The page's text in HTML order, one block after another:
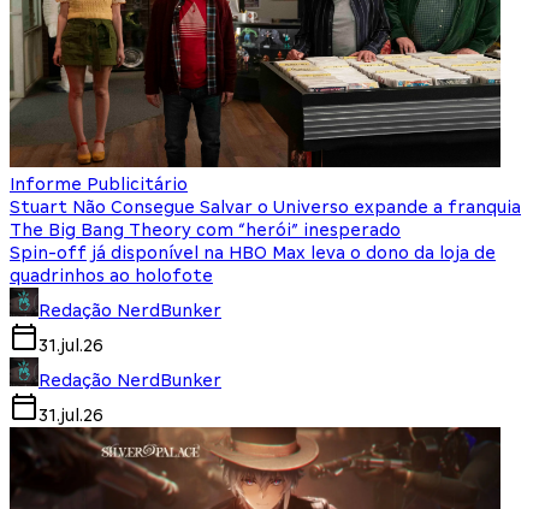
Informe Publicitário
Stuart Não Consegue Salvar o Universo expande a franquia
The Big Bang Theory com “herói” inesperado
Spin-off já disponível na HBO Max leva o dono da loja de
quadrinhos ao holofote
Redação NerdBunker
31.jul.26
Redação NerdBunker
31.jul.26